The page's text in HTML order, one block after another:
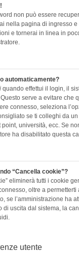
non può essere
nella pagina di ingresso e
e tornerai in linea in
automaticamente?
quando effettui il login, il
serve a evitare che
connesso, seleziona
se ti colleghi da
università, ecc. Se
ha disabilitato questa
“Cancella cookie”?
eliminerà tutti i cookie
oltre a permetterti
se l’amministrazione ha
di uscita dal sistema, la
utente